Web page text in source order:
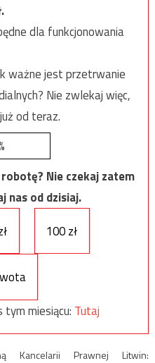
dla funkcjonowania
ważne jest przetrwanie
Nie zwlekaj więc,
od teraz.
Nie czekaj zatem
nas od dzisiaj.
100 zł
tym miesiącu: Tutaj
Kancelarii Prawnej Litwin: